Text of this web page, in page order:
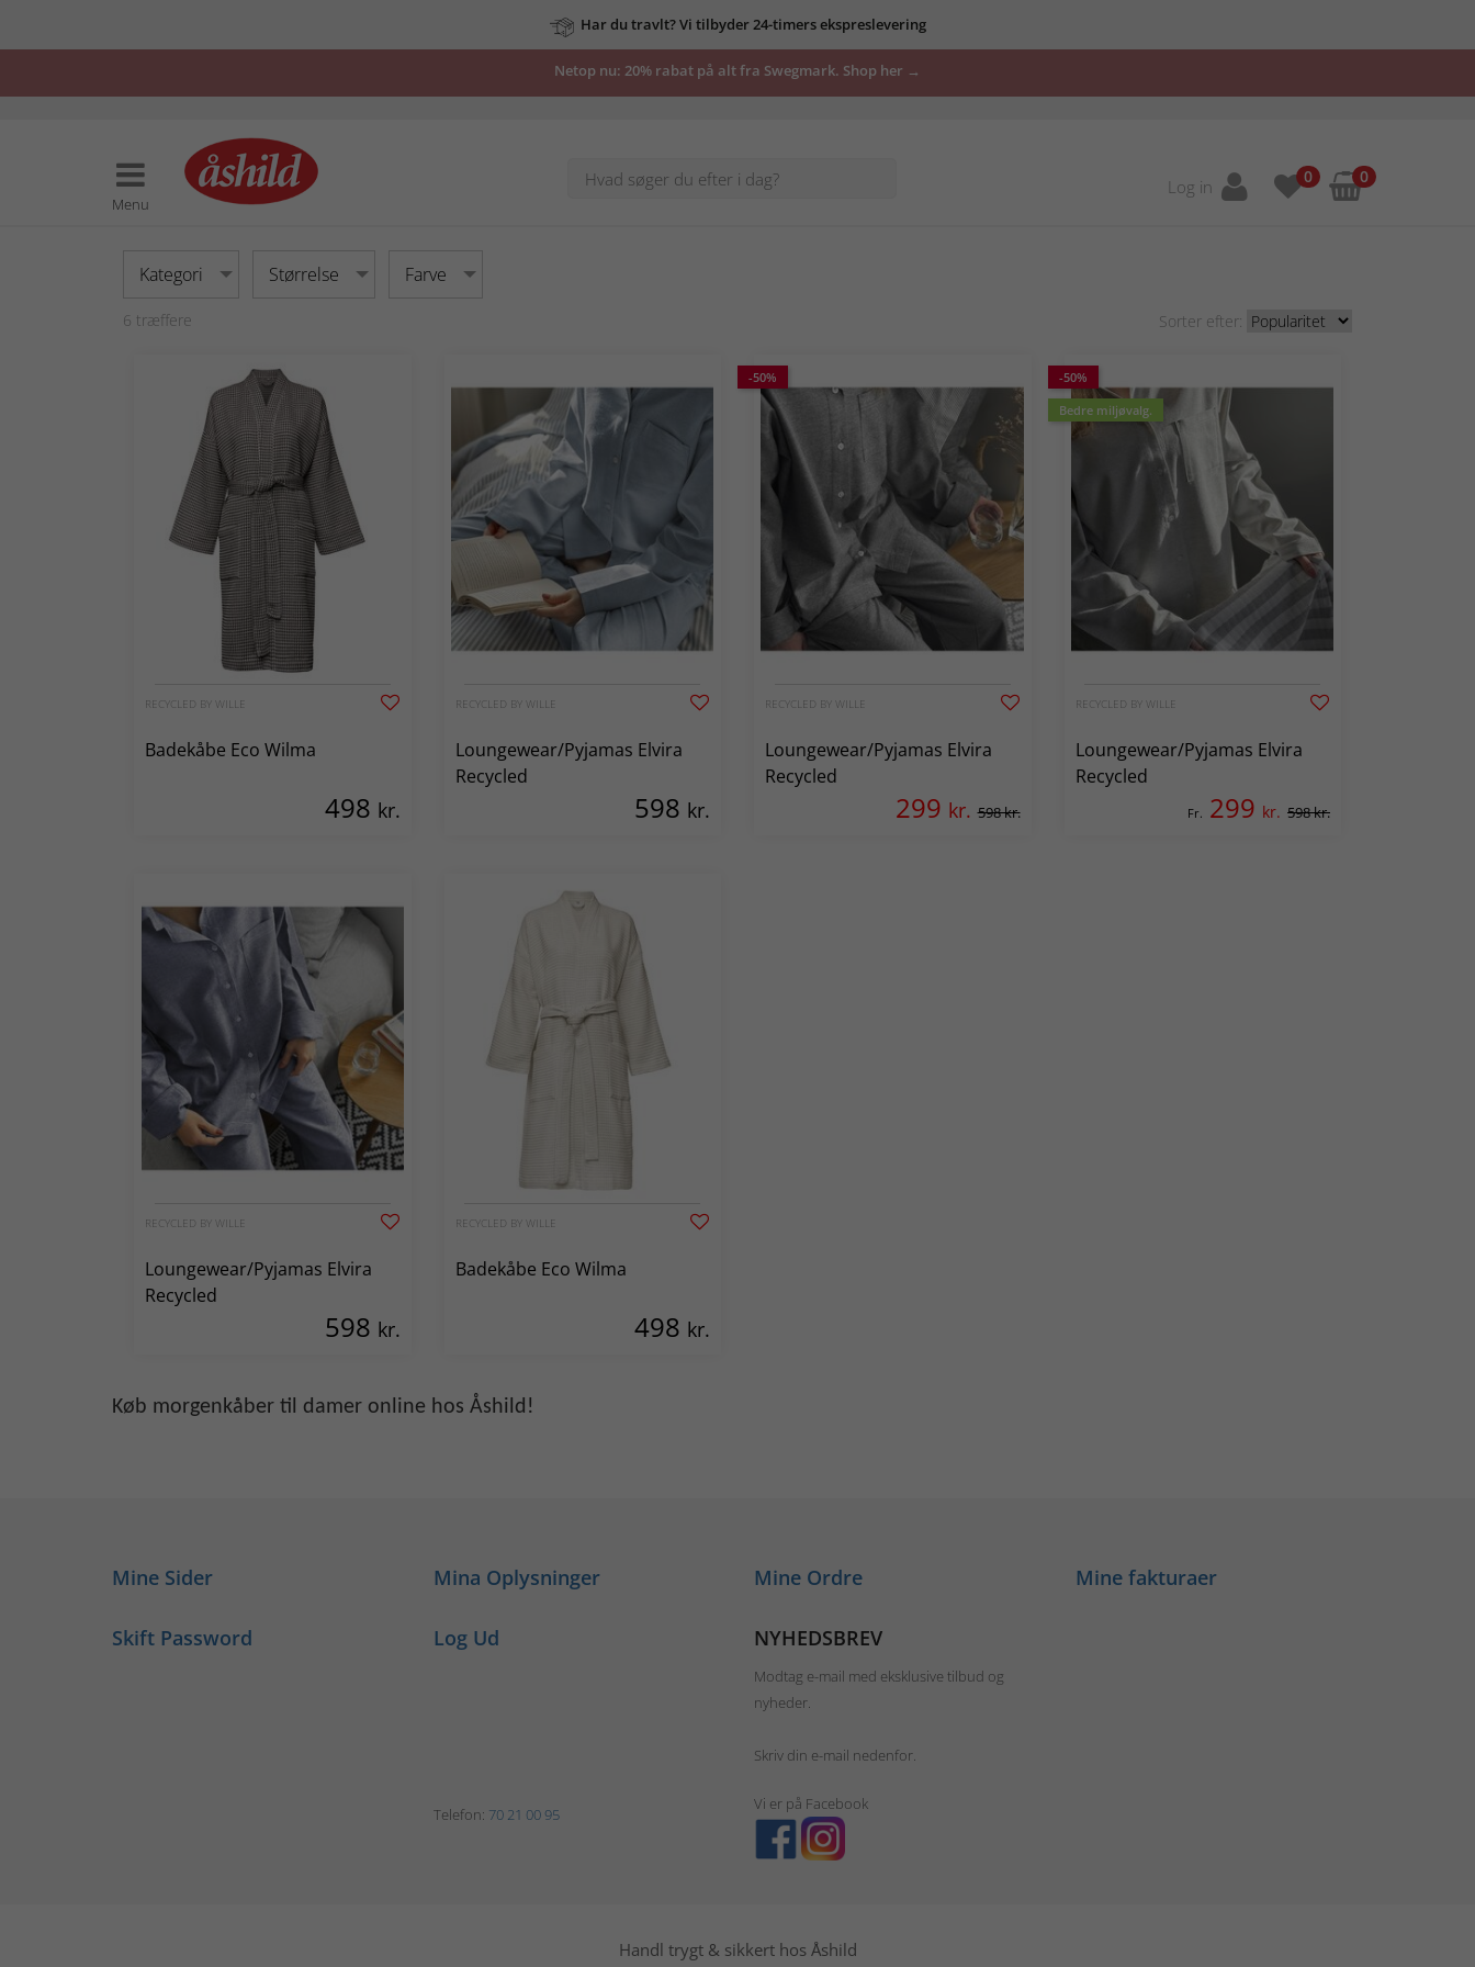
Har du travlt? Vi tilbyder 24-timers ekspreslevering
vores
tilbud
Netop nu: 20% rabat på alt fra Swegmark. Shop her →
Menu
Log in 0 0
Kategori Størrelse Farve
6 træffere Sorter efter:
RECYCLED BY WILLE
Badekåbe Eco Wilma
498 kr.
RECYCLED BY WILLE
Loungewear/Pyjamas Elvira
Recycled
598 kr.
-50%
RECYCLED BY WILLE
Loungewear/Pyjamas Elvira
Recycled
299 kr. 598 kr.
-50%
Bedre miljøvalg.
RECYCLED BY WILLE
Loungewear/Pyjamas Elvira
Recycled
Fr. 299 kr. 598 kr.
RECYCLED BY WILLE
Loungewear/Pyjamas Elvira
Recycled
598 kr.
RECYCLED BY WILLE
Badekåbe Eco Wilma
498 kr.
Køb morgenkåber til damer online hos Åshild!
Mine Sider Mina Oplysninger Mine Ordre Mine fakturaer
Skift Password Log Ud NYHEDSBREV
Modtag e-mail med eksklusive tilbud og
nyheder.
Skriv din e-mail nedenfor.
Telefon: 70 21 00 95
Vi er på Facebook
Handl trygt & sikkert hos Åshild